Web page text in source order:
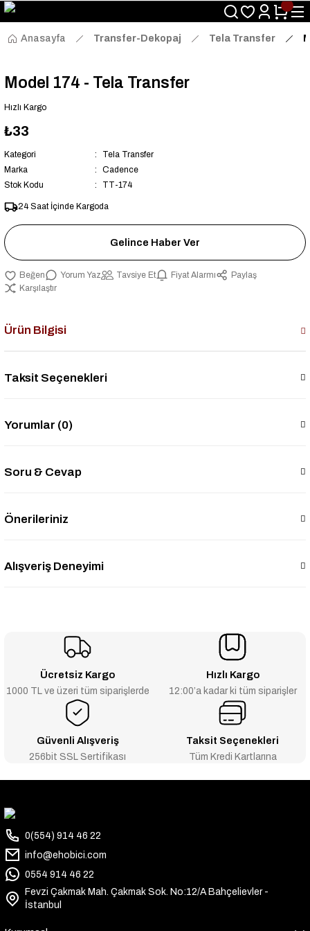
Size Özel "HG10" Kodu ile Sepette Hemen %10 İndirim Fırsatını
Kaçırmayın!
Anasayfa
Transfer-Dekopaj Tela Transfer
Model 174 - Tela Transfer
Hızlı Kargo
₺33
Kategori
Tela Transfer
Marka
Cadence
Stok Kodu
TT-174
24 Saat İçinde Kargoda
Gelince Haber Ver
Yorum Yaz Tavsiye Et Fiyat Alarmı
Paylaş
Karşılaştır
Ürün Bilgisi
Taksit Seçenekleri
Yorumlar (0)
Soru & Cevap
Önerileriniz
Alışveriş Deneyimi
Ücretsiz Kargo
1000 TL ve üzeri tüm siparişlerde
Hızlı Kargo
12:00’a kadar ki tüm siparişler
Güvenli Alışveriş
256bit SSL Sertifikası
Taksit Seçenekleri
Tüm Kredi Kartlarına
0(554) 914 46 22
info@ehobici.com
0554 914 46 22
Fevzi Çakmak Mah. Çakmak Sok. No:12/A Bahçelievler -
İstanbul